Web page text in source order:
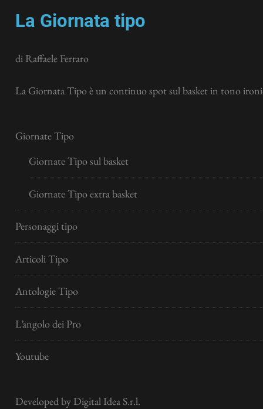
La Giornata tipo
di Raffaele Ferraro
La Giornata Tipo è un continuo spot sul basket in tono
Giornate Tipo
Giornate Tipo sul basket
Giornate Tipo extra basket
Personaggi tipo
Articoli Tipo
Antologie Tipo
L’angolo dei Pro
Youtube
Developed by Digital Idea S.r.l.